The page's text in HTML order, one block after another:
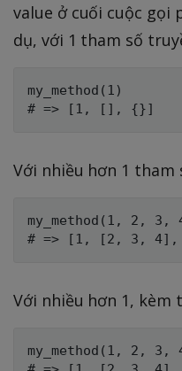
value ở cuối cuộc gọi
dụ, với 1 tham số
my_method(1)
Với nhiều hơn 1 tham
my_method(1, 2, 3,
Với nhiều hơn 1, kèm
my_method(1, 2,